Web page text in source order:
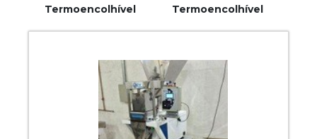
Termoencolhível
Termoencolhível